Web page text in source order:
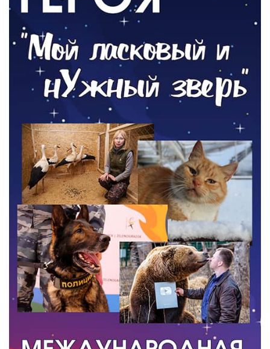
05.08.2026